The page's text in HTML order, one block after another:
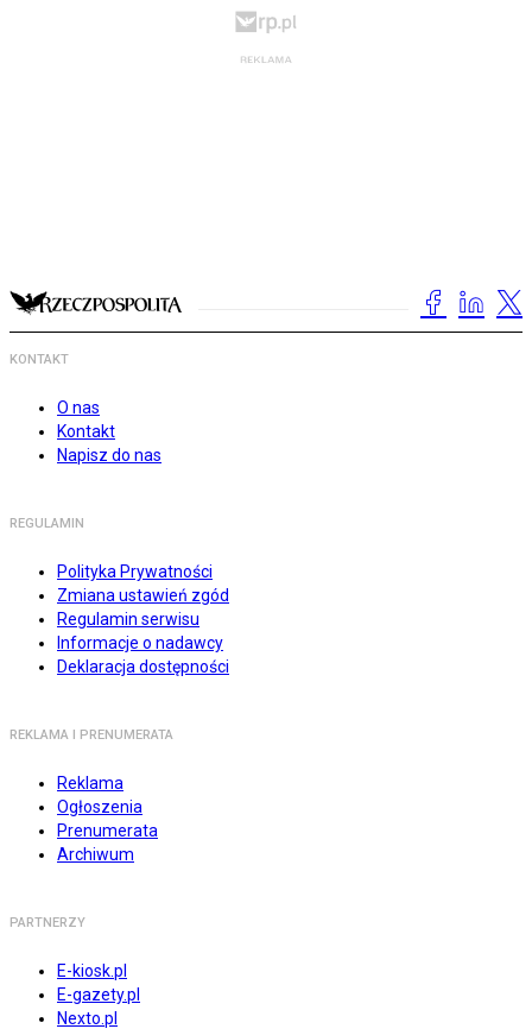
KONTAKT
O nas
Kontakt
Napisz do nas
REGULAMIN
Polityka Prywatności
Zmiana ustawień zgód
Regulamin serwisu
Informacje o nadawcy
Deklaracja dostępności
REKLAMA I PRENUMERATA
Reklama
Ogłoszenia
Prenumerata
Archiwum
PARTNERZY
E-kiosk.pl
E-gazety.pl
Nexto.pl